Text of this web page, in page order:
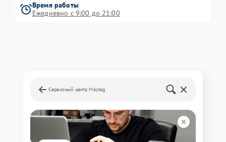
Время работы
Ежедневно с 9:00 до 21:00
Сервисный центр Maytag